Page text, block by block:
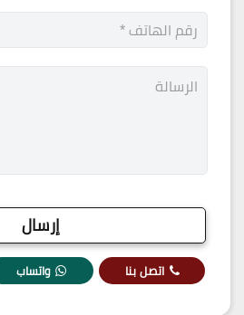
اتصل بنا واتساب